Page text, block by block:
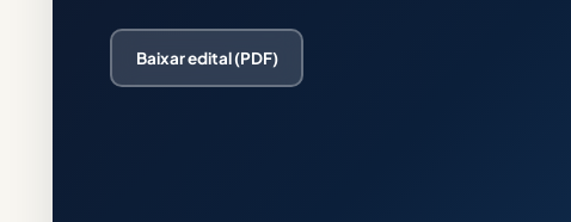
Baixar edital (PDF)